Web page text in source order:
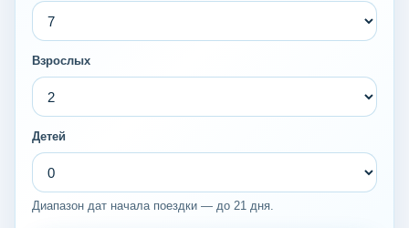
Взрослых
Детей
Диапазон дат начала поездки — до 21 дня.